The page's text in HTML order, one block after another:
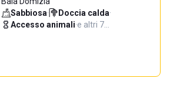
Sabbiosa· Doccia calda·
Accesso animali·e altri 7…